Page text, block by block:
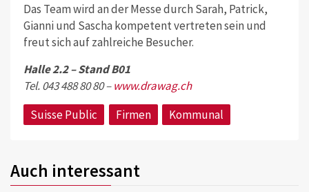
Das Team wird an der Messe durch Sarah, Patrick,
Gianni und Sascha kompetent vertreten sein und
freut sich auf zahlreiche Besucher.
Halle 2.2 – Stand B01
Tel. 043 488 80 80 –www.drawag.ch
Suisse Public
Firmen Kommunal
Auch interessant